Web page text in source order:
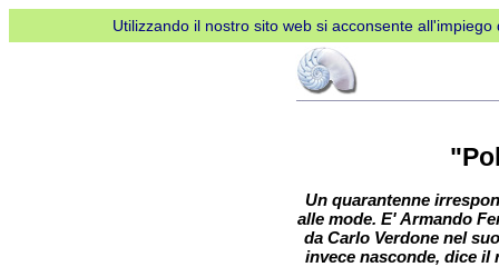
Utilizzando il nostro sito web si acconsente
Un quarantenne
alle mode. E' Armando
da Carlo Verdone nel
invece nasconde, dice il